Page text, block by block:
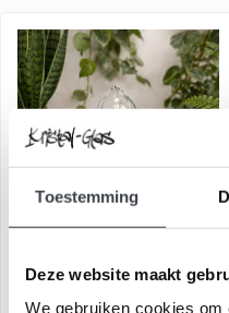
Toestemming
Deze website maakt
We gebruiken cookies